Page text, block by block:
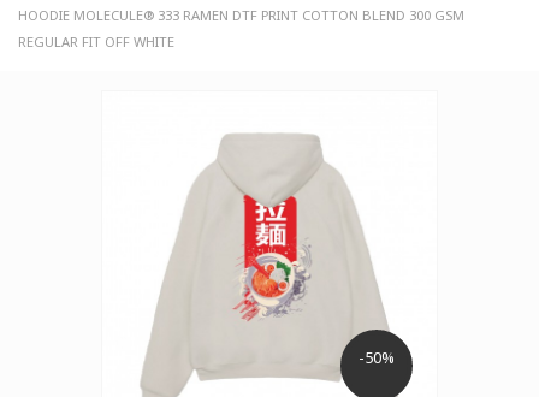
HOODIE MOLECULE® 333 RAMEN DTF PRINT COTTON BLEND 300 GSM
REGULAR FIT OFF WHITE
-50%